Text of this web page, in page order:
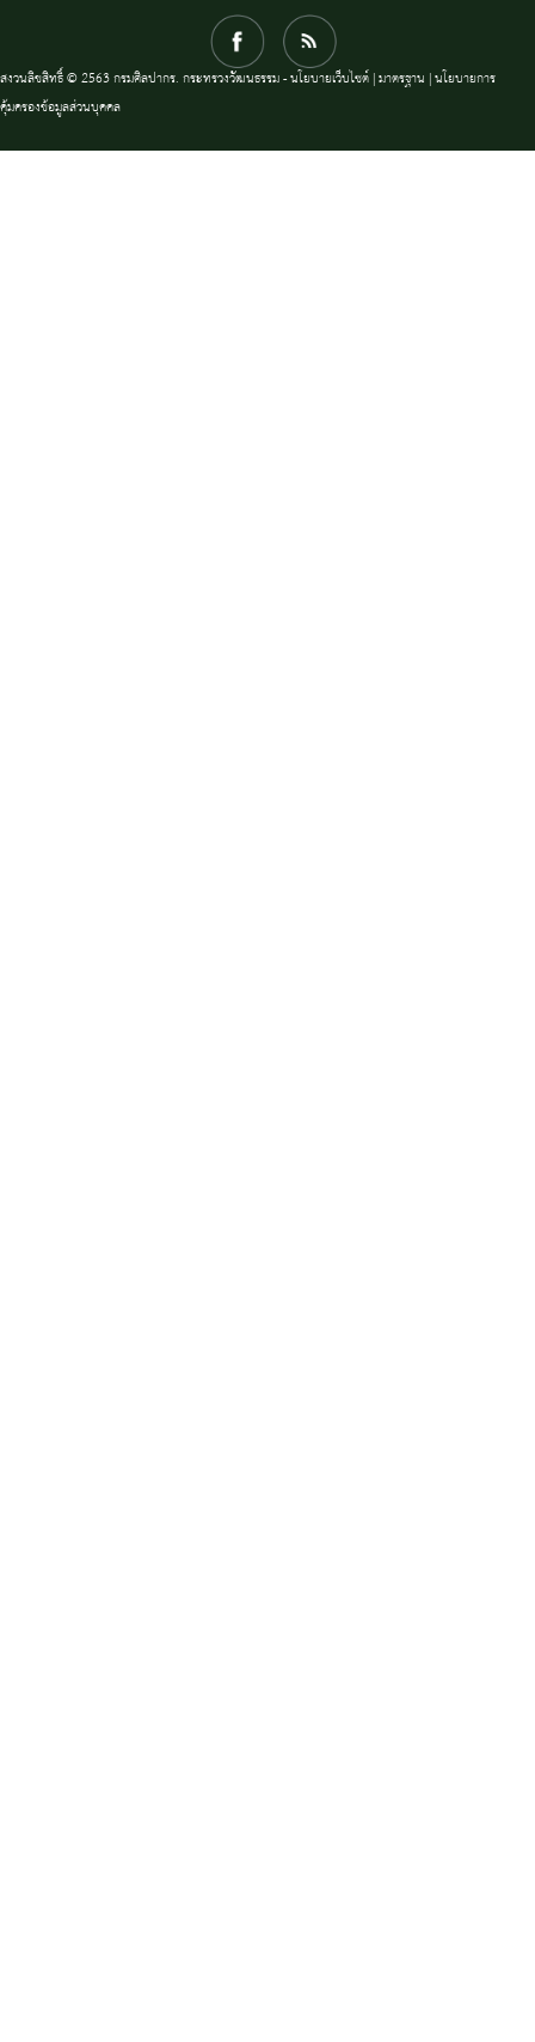
สงวนลิขสิทธิ์ © 2563 กรมศิลปากร. กระทรวงวัฒนธรรม -นโยบายเว็บไซต์|มาตรฐาน |นโยบายการ
คุ้มครองข้อมูลส่วนบุคคล